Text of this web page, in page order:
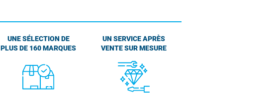
UNE SÉLECTION DE
PLUS DE 160 MARQUES
UN SERVICE APRÈS
VENTE SUR MESURE